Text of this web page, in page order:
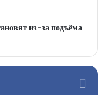
из-за подъёма